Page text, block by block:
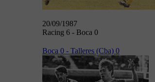
20/09/1987
Racing 6 - Boca 0
Boca 0 - Talleres (Cba) 0